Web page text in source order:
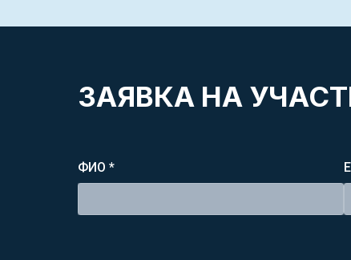
ЗАЯВКА НА
ФИО *